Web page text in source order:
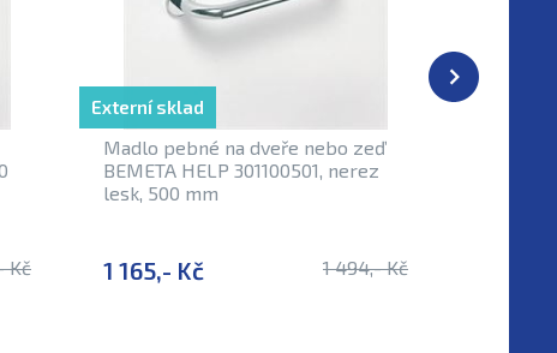
Kč
Madlo pebné na dveře nebo zeď
BEMETA HELP 301100501, nerez
lesk, 500 mm
1 165,- Kč 1 494,- Kč
Externí sklad